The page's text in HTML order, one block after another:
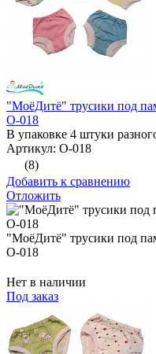
"МоёДитё" трусики под
О-018
В упаковке 4 штуки
Артикул: О-018
(8)
Добавить к сравнению
Отложить
"МоёДитё" трусики под
О-018
Нет в наличии
Под заказ